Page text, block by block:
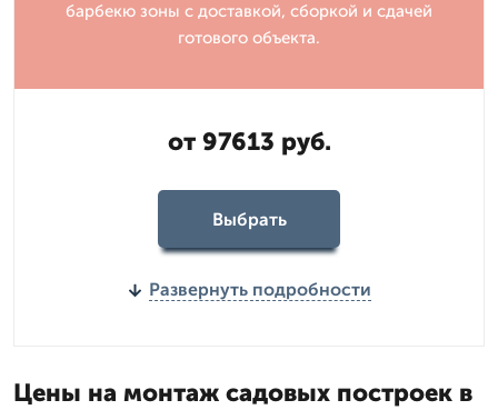
барбекю зоны с доставкой, сборкой и сдачей
готового объекта.
от 97613 руб.
Выбрать
Развернуть подробности
Цены на монтаж садовых построек в